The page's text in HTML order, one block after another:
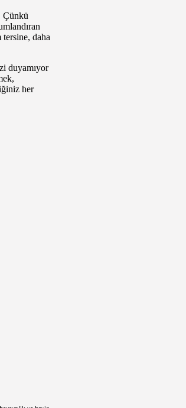
Çünkü
daha
duyamıyor
her